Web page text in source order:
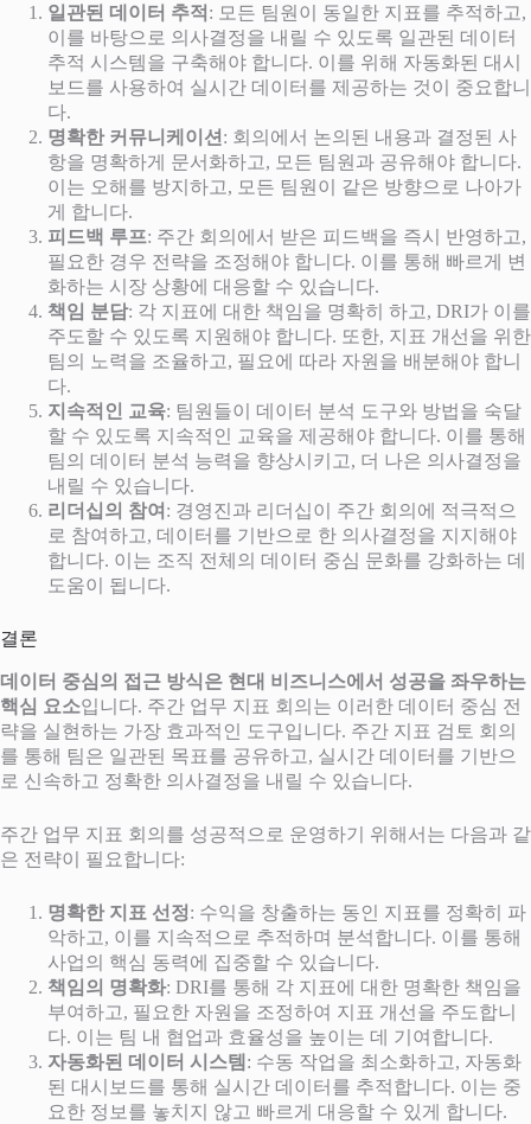
일관된 데이터 추적 : 모든 팀원이 동일한 지표를 추적하고,
이를 바탕으로 의사결정을 내릴 수 있도록 일관된 데이터
추적 시스템을 구축해야 합니다. 이를 위해 자동화된 대시
보드를 사용하여 실시간 데이터를 제공하는 것이 중요합니
다.
명확한 커뮤니케이션 : 회의에서 논의된 내용과 결정된 사
항을 명확하게 문서화하고, 모든 팀원과 공유해야 합니다.
이는 오해를 방지하고, 모든 팀원이 같은 방향으로 나아가
게 합니다.
피드백 루프: 주간 회의에서 받은 피드백을 즉시 반영하고,
필요한 경우 전략을 조정해야 합니다. 이를 통해 빠르게 변
화하는 시장 상황에 대응할 수 있습니다.
책임 분담: 각 지표에 대한 책임을 명확히 하고, DRI가 이를
주도할 수 있도록 지원해야 합니다. 또한, 지표 개선을 위한
팀의 노력을 조율하고, 필요에 따라 자원을 배분해야 합니
다.
지속적인 교육: 팀원들이 데이터 분석 도구와 방법을 숙달
할 수 있도록 지속적인 교육을 제공해야 합니다. 이를 통해
팀의 데이터 분석 능력을 향상시키고, 더 나은 의사결정을
내릴 수 있습니다.
리더십의 참여 : 경영진과 리더십이 주간 회의에 적극적으
로 참여하고, 데이터를 기반으로 한 의사결정을 지지해야
합니다. 이는 조직 전체의 데이터 중심 문화를 강화하는 데
도움이 됩니다.
결론
데이터 중심의 접근 방식은 현대 비즈니스에서 성공을 좌우하는
핵심 요소입니다. 주간 업무 지표 회의는 이러한 데이터 중심 전
략을 실현하는 가장 효과적인 도구입니다. 주간 지표 검토 회의
를 통해 팀은 일관된 목표를 공유하고, 실시간 데이터를 기반으
로 신속하고 정확한 의사결정을 내릴 수 있습니다.
주간 업무 지표 회의를 성공적으로 운영하기 위해서는 다음과 같
은 전략이 필요합니다:
명확한 지표 선정: 수익을 창출하는 동인 지표를 정확히 파
악하고, 이를 지속적으로 추적하며 분석합니다. 이를 통해
사업의 핵심 동력에 집중할 수 있습니다.
책임의 명확화: DRI를 통해 각 지표에 대한 명확한 책임을
부여하고, 필요한 자원을 조정하여 지표 개선을 주도합니
다. 이는 팀 내 협업과 효율성을 높이는 데 기여합니다.
자동화된 데이터 시스템 : 수동 작업을 최소화하고, 자동화
된 대시보드를 통해 실시간 데이터를 추적합니다. 이는 중
요한 정보를 놓치지 않고 빠르게 대응할 수 있게 합니다.